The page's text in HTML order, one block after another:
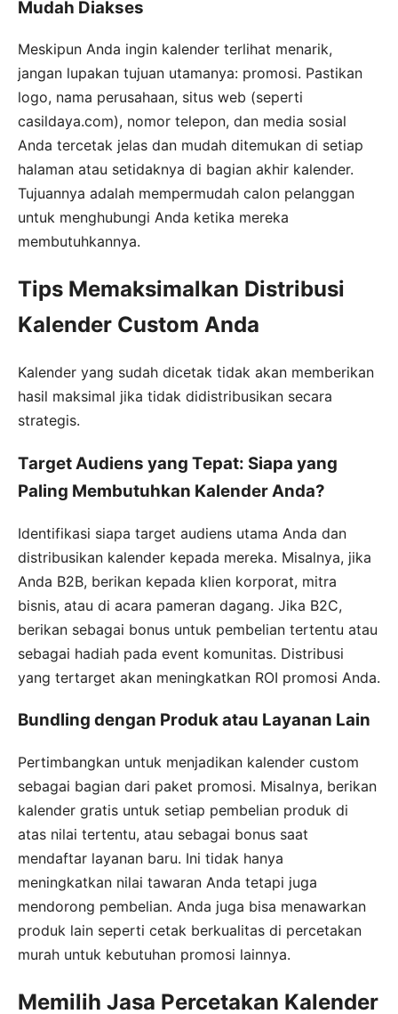
Mudah Diakses
Meskipun Anda ingin kalender terlihat menarik,
jangan lupakan tujuan utamanya: promosi. Pastikan
logo, nama perusahaan, situs web (seperti
casildaya.com), nomor telepon, dan media sosial
Anda tercetak jelas dan mudah ditemukan di setiap
halaman atau setidaknya di bagian akhir kalender.
Tujuannya adalah mempermudah calon pelanggan
untuk menghubungi Anda ketika mereka
membutuhkannya.
Tips Memaksimalkan Distribusi
Kalender Custom Anda
Kalender yang sudah dicetak tidak akan memberikan
hasil maksimal jika tidak didistribusikan secara
strategis.
Target Audiens yang Tepat: Siapa yang
Paling Membutuhkan Kalender Anda?
Identifikasi siapa target audiens utama Anda dan
distribusikan kalender kepada mereka. Misalnya, jika
Anda B2B, berikan kepada klien korporat, mitra
bisnis, atau di acara pameran dagang. Jika B2C,
berikan sebagai bonus untuk pembelian tertentu atau
sebagai hadiah pada event komunitas. Distribusi
yang tertarget akan meningkatkan ROI promosi Anda.
Bundling dengan Produk atau Layanan Lain
Pertimbangkan untuk menjadikan kalender custom
sebagai bagian dari paket promosi. Misalnya, berikan
kalender gratis untuk setiap pembelian produk di
atas nilai tertentu, atau sebagai bonus saat
mendaftar layanan baru. Ini tidak hanya
meningkatkan nilai tawaran Anda tetapi juga
mendorong pembelian. Anda juga bisa menawarkan
produk lain seperti cetak berkualitas di percetakan
murah untuk kebutuhan promosi lainnya.
Memilih Jasa Percetakan Kalender